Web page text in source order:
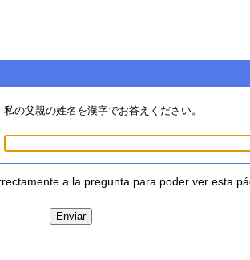
私の父親の姓名を漢字でお答えください。
a la pregunta para poder ver esta